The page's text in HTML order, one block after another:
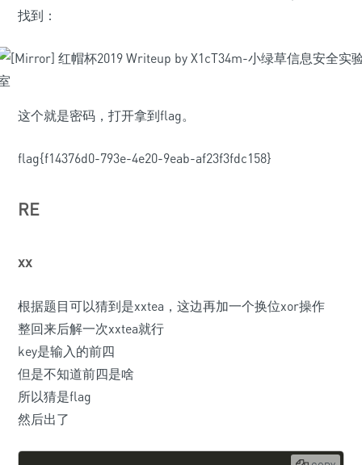
找到：
这个就是密码，打开拿到flag。
flag{f14376d0-793e-4e20-9eab-af23f3fdc158}
RE
xx
根据题目可以猜到是xxtea，这边再加一个换位xor操作
整回来后解一次xxtea就行
key是输入的前四
但是不知道前四是啥
所以猜是flag
然后出了